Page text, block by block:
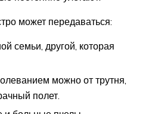
может передаваться:
семьи, другой, которая
можно от трутня,
полет.